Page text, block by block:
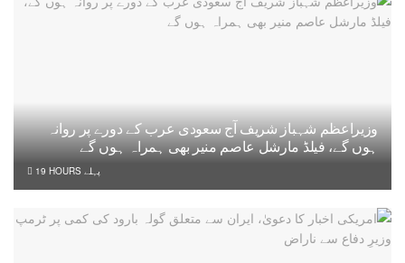
وزیراعظم شہباز شریف آج سعودی عرب کے دورے پر روانہ
ہوں گے، فیلڈ مارشل عاصم منیر بھی ہمراہ ہوں گے
19 HOURS پہلے